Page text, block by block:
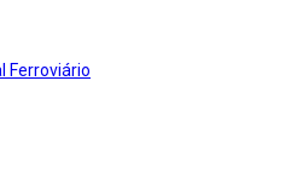
Ferroviário